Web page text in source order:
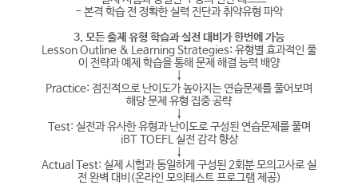
- 본격 학습 전 정확한 실력 진단과 취약유형 파악
3. 모든 출제 유형 학습과 실전 대비가 한번에 가능
Lesson Outline & Learning Strategies: 유형별 효과적인 풀
이 전략과 예제 학습을 통해 문제 해결 능력 배양
↓
Practice: 점진적으로 난이도가 높아지는 연습문제를 풀어보며
해당 문제 유형 집중 공략
↓
Test: 실전과 유사한 유형과 난이도로 구성된 연습문제를 풀며
iBT TOEFL 실전 감각 향상
↓
Actual Test: 실제 시험과 동일하게 구성된 2회분 모의고사로 실
전 완벽 대비(온라인 모의테스트 프로그램 제공)